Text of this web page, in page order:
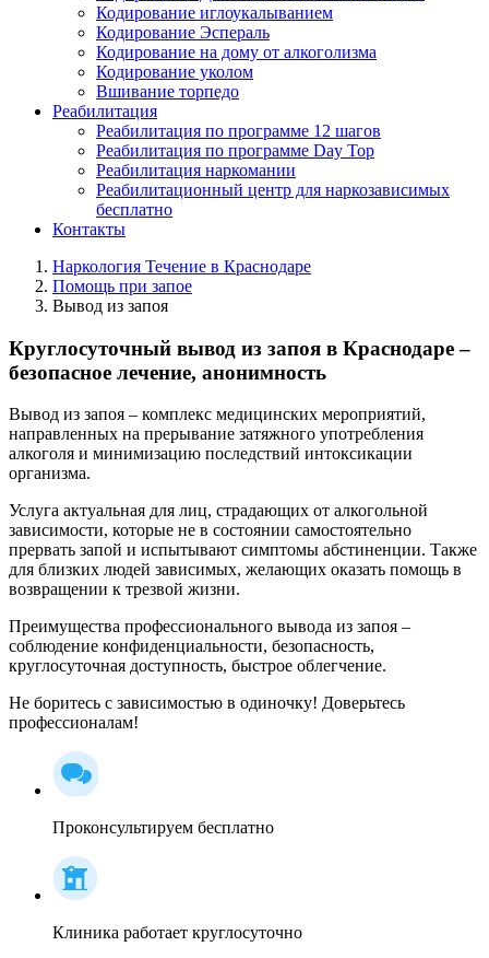
Кодирование иглоукалыванием
Кодирование Эспераль
Кодирование на дому от алкоголизма
Кодирование уколом
Вшивание торпедо
Реабилитация
Реабилитация по программе 12 шагов
Реабилитация по программе Day Top
Реабилитация наркомании
Реабилитационный центр для наркозависимых
бесплатно
Контакты
Наркология Течение в Краснодаре
Помощь при запое
Вывод из запоя
Круглосуточный вывод из запоя в Краснодаре –
безопасное лечение, анонимность
Вывод из запоя – комплекс медицинских мероприятий,
направленных на прерывание затяжного употребления
алкоголя и минимизацию последствий интоксикации
организма.
Услуга актуальная для лиц, страдающих от алкогольной
зависимости, которые не в состоянии самостоятельно
прервать запой и испытывают симптомы абстиненции. Также
для близких людей зависимых, желающих оказать помощь в
возвращении к трезвой жизни.
Преимущества профессионального вывода из запоя –
соблюдение конфиденциальности, безопасность,
круглосуточная доступность, быстрое облегчение.
Не боритесь с зависимостью в одиночку! Доверьтесь
профессионалам!
Проконсультируем бесплатно
Клиника работает круглосуточно